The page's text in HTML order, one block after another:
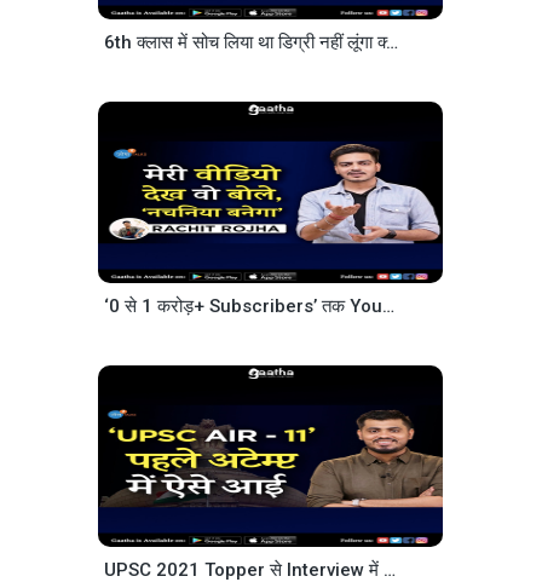
6th क्लास में सोच लिया था डिग्री नहीं लूंगा क्योंकि | Student Motivation | Utsav | Josh Talks Hindi
‘0 से 1 करोड़+ Subscribers’ तक YouTube Channel Growth ऐसे हुई
UPSC 2021 Topper से Interview में ये Questions पूछे